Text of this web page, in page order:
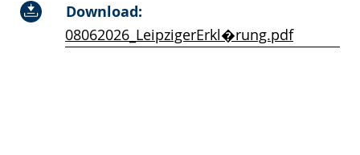
Download:
08062026_LeipzigerErkl�rung.pdf